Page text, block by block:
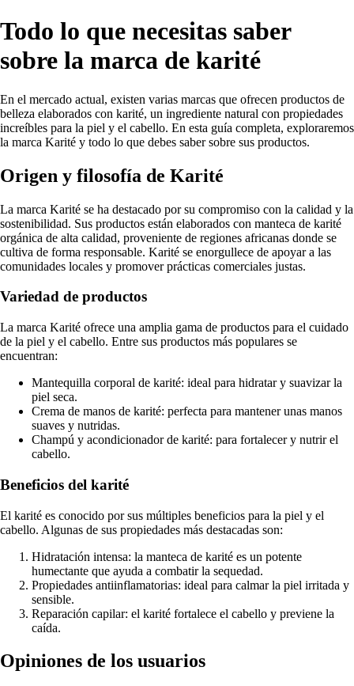
Todo lo que necesitas saber
sobre la marca de karité
En el mercado actual, existen varias marcas que ofrecen productos de
belleza elaborados con karité, un ingrediente natural con propiedades
increíbles para la piel y el cabello. En esta guía completa, exploraremos
la marca Karité y todo lo que debes saber sobre sus productos.
Origen y filosofía de Karité
La marca Karité se ha destacado por su compromiso con la calidad y la
sostenibilidad. Sus productos están elaborados con manteca de karité
orgánica de alta calidad, proveniente de regiones africanas donde se
cultiva de forma responsable. Karité se enorgullece de apoyar a las
comunidades locales y promover prácticas comerciales justas.
Variedad de productos
La marca Karité ofrece una amplia gama de productos para el cuidado
de la piel y el cabello. Entre sus productos más populares se
encuentran:
Mantequilla corporal de karité: ideal para hidratar y suavizar la
piel seca.
Crema de manos de karité: perfecta para mantener unas manos
suaves y nutridas.
Champú y acondicionador de karité: para fortalecer y nutrir el
cabello.
Beneficios del karité
El karité es conocido por sus múltiples beneficios para la piel y el
cabello. Algunas de sus propiedades más destacadas son:
Hidratación intensa: la manteca de karité es un potente
humectante que ayuda a combatir la sequedad.
Propiedades antiinflamatorias: ideal para calmar la piel irritada y
sensible.
Reparación capilar: el karité fortalece el cabello y previene la
caída.
Opiniones de los usuarios